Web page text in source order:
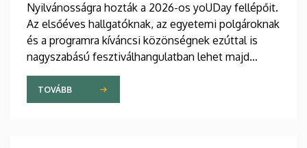
Nyilvánosságra hozták a 2026-os yoUDay fellépőit.
Az elsőéves hallgatóknak, az egyetemi polgároknak
és a programra kíváncsi közönségnek ezúttal is
nagyszabású fesztiválhangulatban lehet majd
része, grandiózus tanévnyitó stadionshow-n
vehetnek részt szeptember közepén.
TOVÁBB